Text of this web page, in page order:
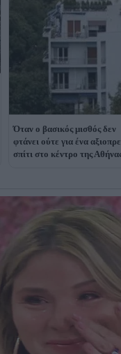
Όταν ο βασικός μισθός δεν
φτάνει ούτε για ένα
σπίτι στο κέντρο της